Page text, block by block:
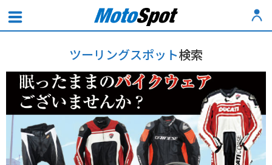
ツーリングスポット検索